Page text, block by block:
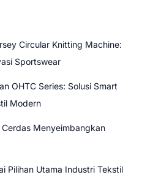
Circular Knitting Machine:
Sportswear
OHTC Series: Solusi Smart
Modern
Menyeimbangkan
Pilihan Utama Industri Tekstil